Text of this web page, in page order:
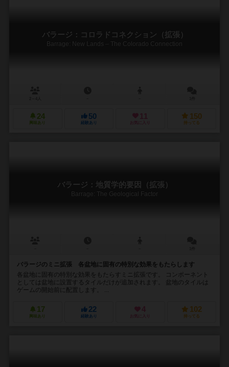
バラージ：コロラドコネクション（拡張）
Barrage: New Lands – The Colorado Connection
24
興味あり
50
経験あり
11
お気に入り
150
持ってる
バラージ：地質学的要因（拡張）
Barrage: The Geological Factor
バラージのミニ拡張 各盆地に固有の特別な効果をもたらします
各盆地に固有の特別な効果をもたらすミニ拡張です。 コンポーネント
としては盆地に設置するタイルだけが追加されます。 盆地のタイルは
ゲームの開始前に配置します。 ...
17
興味あり
22
経験あり
4
お気に入り
102
持ってる